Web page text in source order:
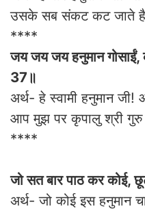
उसके सब संकट कट जाते है
****
जय जय जय हनुमान
37॥
अर्थ- हे स्वामी हनुमान
आप मुझ पर कृपालु श्री गुरु
****
जो सत बार पाठ कर कोई,
अर्थ- जो कोई इस हनुमान